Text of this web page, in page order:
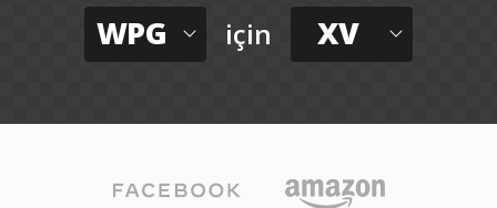
WPG için XV